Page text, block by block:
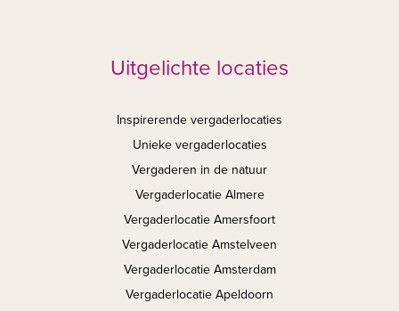
Uitgelichte locaties
Inspirerende vergaderlocaties
Unieke vergaderlocaties
Vergaderen in de natuur
Vergaderlocatie Almere
Vergaderlocatie Amersfoort
Vergaderlocatie Amstelveen
Vergaderlocatie Amsterdam
Vergaderlocatie Apeldoorn